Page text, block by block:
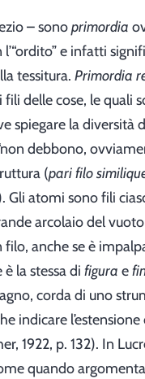
– sonoprimordia
e infatti
tessitura. Primordia
delle cose, le quali
spiegare la diversità
debbono,
(pari filo
Gli atomi sono fili
arcolaio del
filo, anche se è
è la stessa di figura e
corda di uno
indicare
1922, p. 132). In
quando